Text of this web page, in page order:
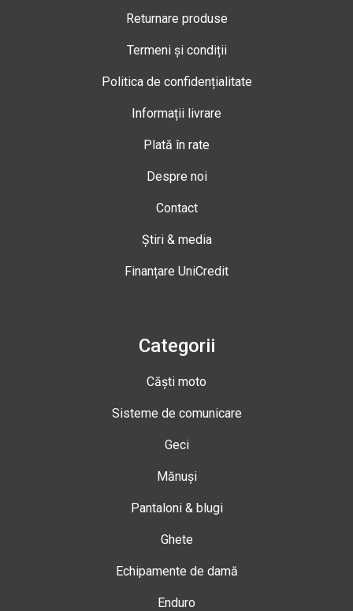
Returnare produse
Termeni și condiții
Politica de confidențialitate
Informații livrare
Plată în rate
Despre noi
Contact
Știri & media
Finanțare UniCredit
Categorii
Căști moto
Sisteme de comunicare
Geci
Mănuși
Pantaloni & blugi
Ghete
Echipamente de damă
Enduro